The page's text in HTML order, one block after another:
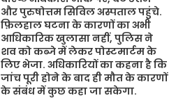
और पुरुषोत्तम सिविल अस्पताल पहुंचे.
फ़िलहाल घटना के कारणों का अभी
आधिकारिक खुलासा नहीं, पुलिस ने
शव को कब्जे में लेकर पोस्टमार्टम के
लिए भेजा. अधिकारियों का कहना है कि
जांच पूरी होने के बाद ही मौत के कारणों
के संबंध में कुछ कहा जा सकेगा.